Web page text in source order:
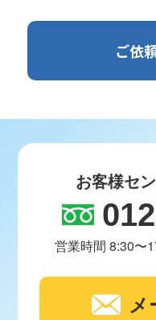
ご依
お客様セ
営業時間 8:30〜
メ